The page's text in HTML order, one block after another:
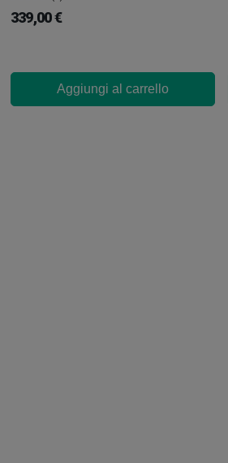
339,00 €
Aggiungi al carrello